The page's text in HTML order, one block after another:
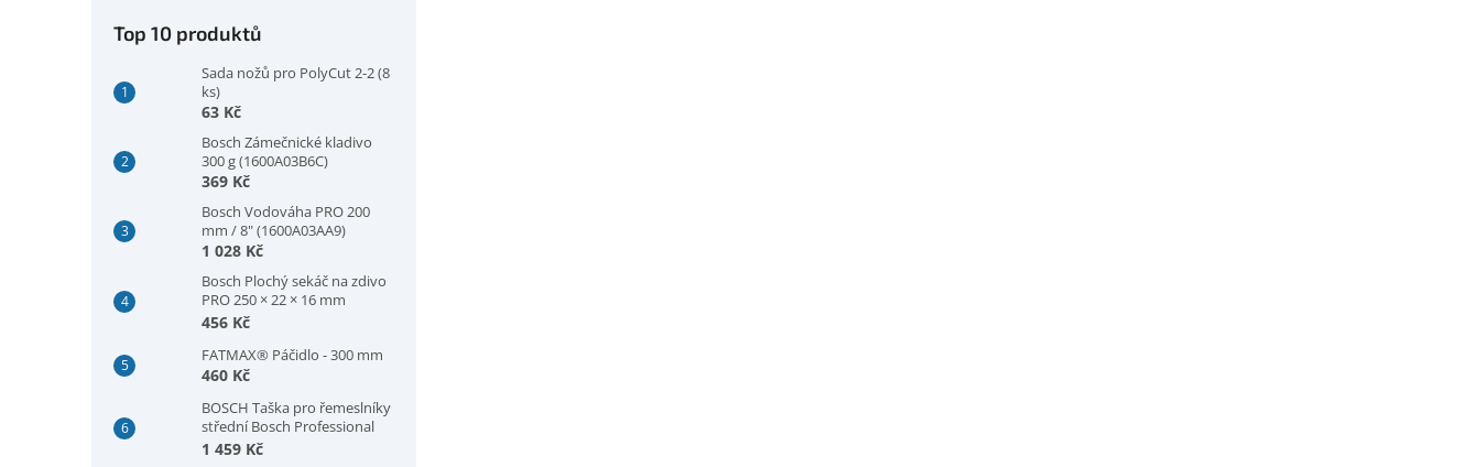
Top 10 produktů
Sada nožů pro PolyCut 2-2 (8
ks)
63 Kč
Bosch Zámečnické kladivo
300 g (1600A03B6C)
369 Kč
Bosch Vodováha PRO 200
mm / 8" (1600A03AA9)
1 028 Kč
Bosch Plochý sekáč na zdivo
PRO 250 × 22 × 16 mm
(1600A03A9W)
456 Kč
FATMAX® Páčidlo - 300 mm
460 Kč
BOSCH Taška pro řemeslníky
střední Bosch Professional
(1600A003BJ)
1 459 Kč